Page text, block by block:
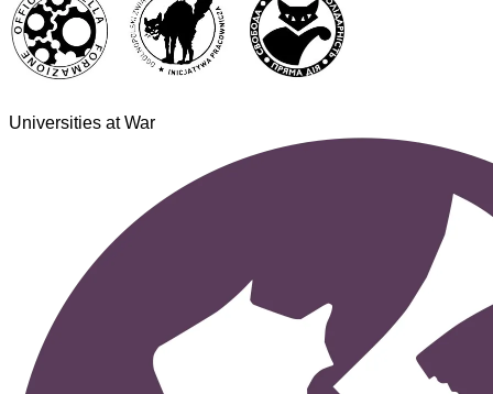
Universities at War